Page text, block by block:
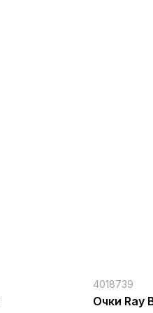
4018739
Очки Ray